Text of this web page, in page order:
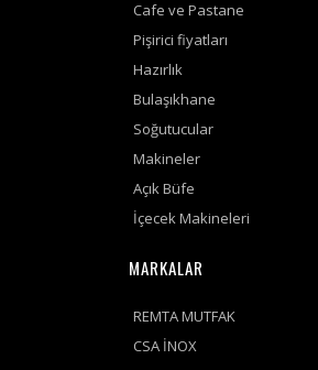
Cafe ve Pastane
Pişirici fiyatları
Hazırlık
Bulaşıkhane
Soğutucular
Makineler
Açık Büfe
İçecek Makineleri
MARKALAR
REMTA MUTFAK
CSA İNOX